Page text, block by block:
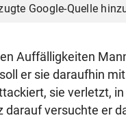
Google-Quelle
Auffälligkeiten
er sie daraufhin
sie verletzt,
versuchte er